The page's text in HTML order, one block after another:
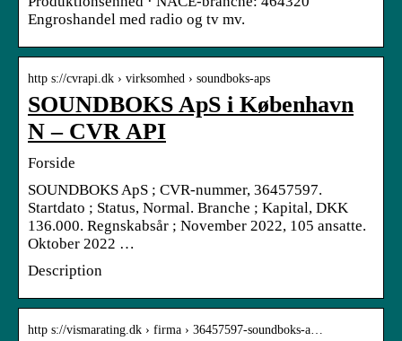
Engroshandel med radio og tv mv.
http s://cvrapi.dk › virksomhed › soundboks-aps
SOUNDBOKS ApS i København
N – CVR API
Forside
SOUNDBOKS ApS ; CVR-nummer, 36457597.
Startdato ; Status, Normal. Branche ; Kapital, DKK
136.000. Regnskabsår ; November 2022, 105 ansatte.
Oktober 2022 …
Description
http s://vismarating.dk › firma › 36457597-soundboks-a…